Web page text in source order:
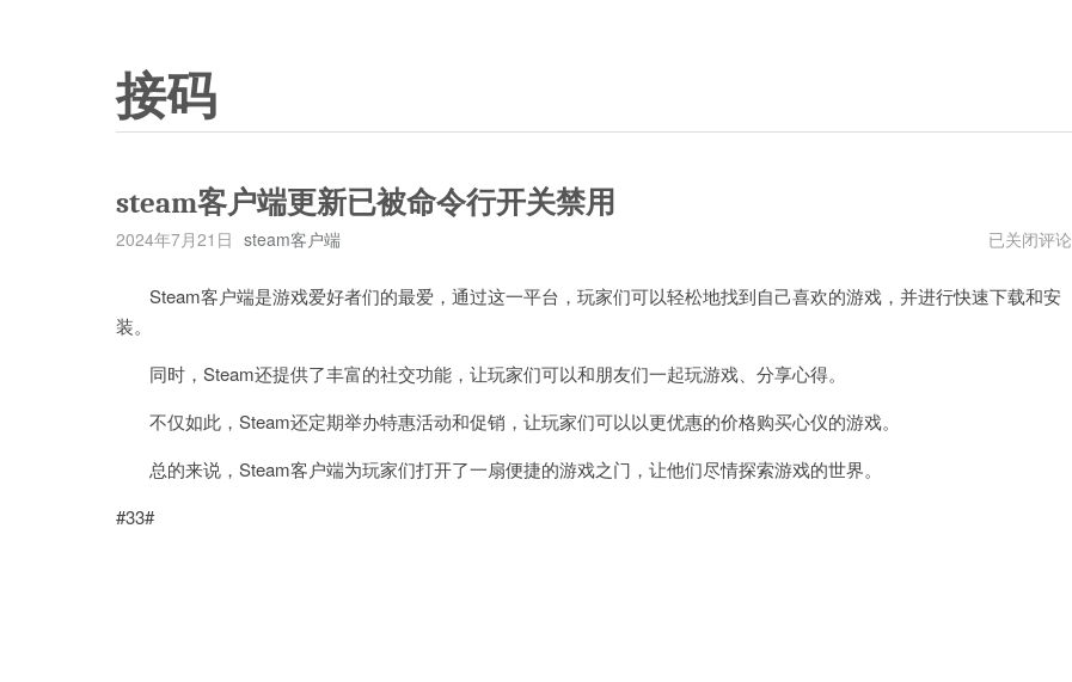
接码
steam客户端更新已被命令行开关禁用
2024年7月21日 steam客户端
steam
端
已关闭评论
Steam客户端是游戏爱好者们的最爱，通过这一平台，玩家们可以轻松地找到自己喜欢的游戏，并进行快速下载和安
装。
同时，Steam还提供了丰富的社交功能，让玩家们可以和朋友们一起玩游戏、分享心得。
不仅如此，Steam还定期举办特惠活动和促销，让玩家们可以以更优惠的价格购买心仪的游戏。
总的来说，Steam客户端为玩家们打开了一扇便捷的游戏之门，让他们尽情探索游戏的世界。
#33#